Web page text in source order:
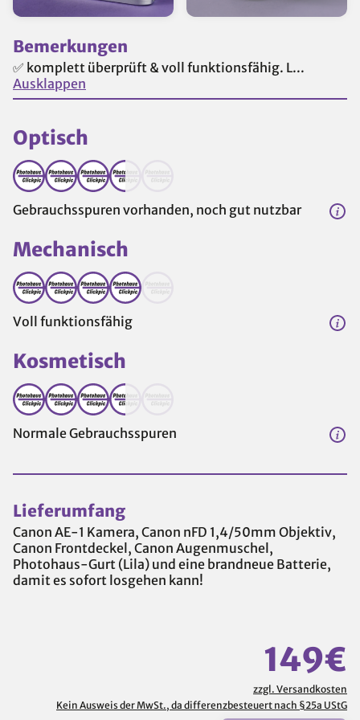
Bemerkungen
✅ komplett überprüft & voll funktionsfähig. L...
Ausklappen
Optisch
Gebrauchsspuren vorhanden, noch gut nutzbar
Mechanisch
Voll funktionsfähig
Kosmetisch
Normale Gebrauchsspuren
Lieferumfang
Canon AE-1 Kamera, Canon nFD 1,4/50mm Objektiv,
Canon Frontdeckel, Canon Augenmuschel,
Photohaus-Gurt (Lila) und eine brandneue Batterie,
damit es sofort losgehen kann!
149€
zzgl. Versandkosten
Kein Ausweis der MwSt., da differenzbesteuert nach §25a UStG